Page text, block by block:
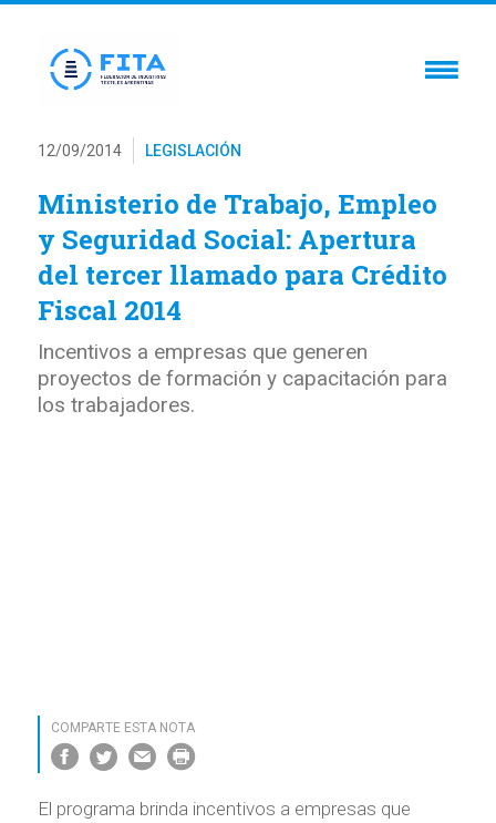
12/09/2014 LEGISLACIÓN
Ministerio de Trabajo, Empleo
y Seguridad Social: Apertura
del tercer llamado para Crédito
Fiscal 2014
Incentivos a empresas que generen
proyectos de formación y capacitación para
los trabajadores.
COMPARTE ESTA NOTA
El programa brinda incentivos a empresas que